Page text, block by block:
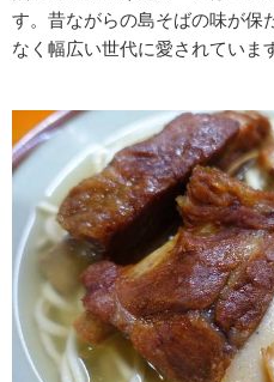
す。昔ながらの島そばの味が保
なく幅広い世代に愛されていま